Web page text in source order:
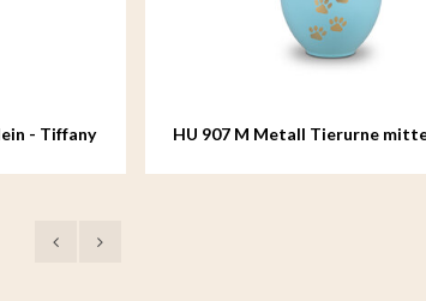
HU 907 M Metall Tierurne mittelgroß -